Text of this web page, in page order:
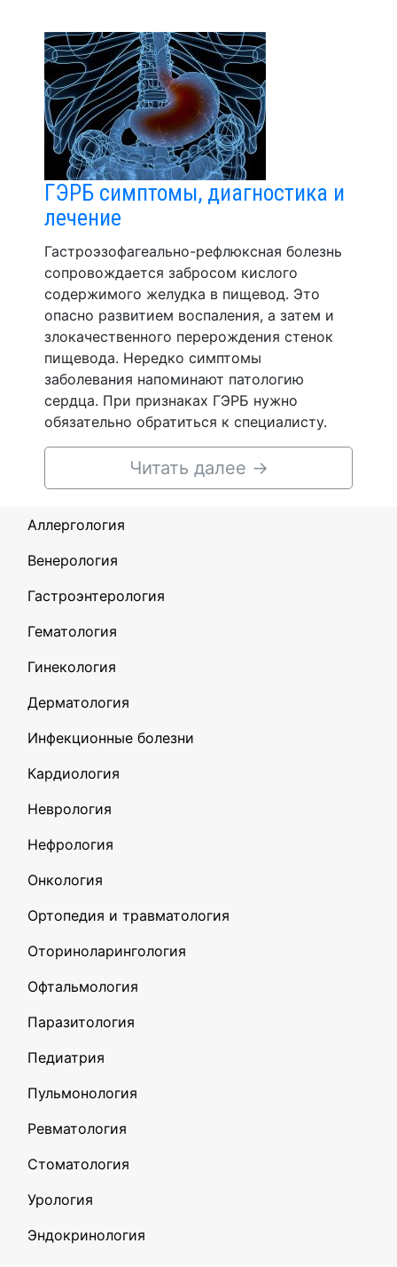
ГЭРБ симптомы, диагностика и
лечение
Гастроэзофагеально-рефлюксная болезнь
сопровождается забросом кислого
содержимого желудка в пищевод. Это
опасно развитием воспаления, а затем и
злокачественного перерождения стенок
пищевода. Нередко симптомы
заболевания напоминают патологию
сердца. При признаках ГЭРБ нужно
обязательно обратиться к специалисту.
Читать далее →
Аллергология
Венерология
Гастроэнтерология
Гематология
Гинекология
Дерматология
Инфекционные болезни
Кардиология
Неврология
Нефрология
Онкология
Ортопедия и травматология
Оториноларингология
Офтальмология
Паразитология
Педиатрия
Пульмонология
Ревматология
Стоматология
Урология
Эндокринология